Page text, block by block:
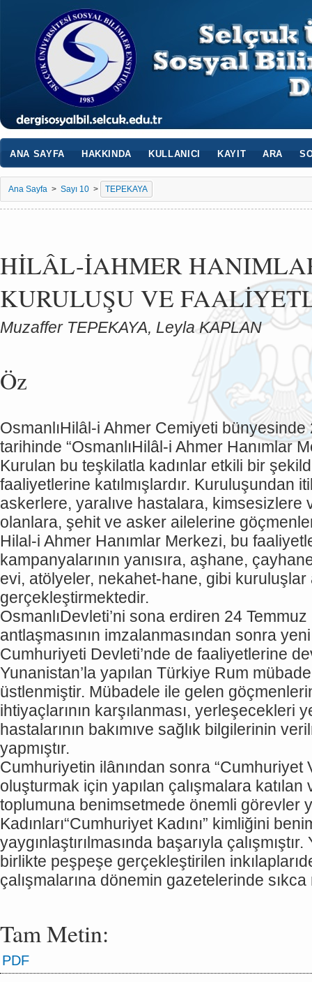
ANA SAYFA HAKKINDA KULLANICI KAYIT ARA
Ana Sayfa > Sayı 10 > TEPEKAYA
HİLÂL-İAHMER
KURULUŞU VE
Muzaffer TEPEKAYA, Leyla KAPLAN
Öz
OsmanlıHilâl-i Ahmer Cemiyeti
tarihinde “OsmanlıHilâl-i Ahmer Hanımlar
Kurulan bu teşkilatla kadınlar etkili bir
faaliyetlerine katılmışlardır. Kuruluşundan
askerlere, yaralıve hastalara, kimsesizlere
olanlara, şehit ve asker ailelerine
Hilal-i Ahmer Hanımlar Merkezi, bu
kampanyalarının yanısıra, aşhane,
evi, atölyeler, nekahet-hane, gibi kuruluşlar
gerçekleştirmektedir.
OsmanlıDevleti’ni sona erdiren 24
antlaşmasının imzalanmasından sonra
Cumhuriyeti Devleti’nde de faaliyetlerine
Yunanistan’la yapılan Türkiye Rum
üstlenmiştir. Mübadele ile gelen
ihtiyaçlarının karşılanması, yerleşecekleri
hastalarının bakımıve sağlık bilgilerinin
yapmıştır.
Cumhuriyetin ilânından sonra “Cumhuriyet
oluşturmak için yapılan çalışmalara
toplumuna benimsetmede önemli görevler
Kadınları“Cumhuriyet Kadını” kimliğini
yaygınlaştırılmasında başarıyla
birlikte peşpeşe gerçekleştirilen
çalışmalarına dönemin gazetelerinde sıkca
Tam Metin:
PDF